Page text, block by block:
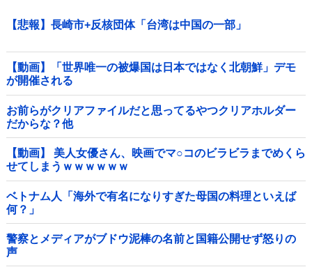
【悲報】長崎市+反核団体「台湾は中国の一部」
【動画】「世界唯一の被爆国は日本ではなく北朝鮮」デモ
が開催される
お前らがクリアファイルだと思ってるやつクリアホルダー
だからな？他
【動画】 美人女優さん、映画でマ○コのビラビラまでめくら
せてしまうｗｗｗｗｗｗ
ベトナム人「海外で有名になりすぎた母国の料理といえば
何？」
警察とメディアがブドウ泥棒の名前と国籍公開せず怒りの
声